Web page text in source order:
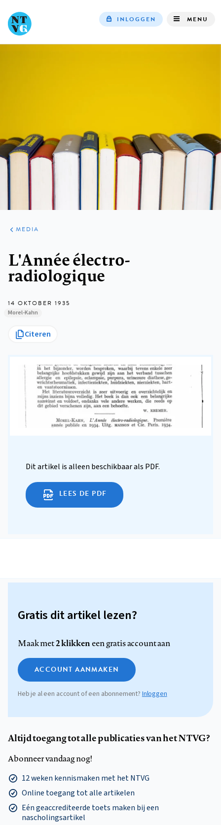
INLOGGEN MENU
ARTIKELEN
VARIA
MEDIA
L'Année électro-
radiologique
14 OKTOBER 1935
Morel-Kahn
Citeren
Dit artikel is alleen beschikbaar als PDF.
LEES DE PDF
Gratis dit artikel lezen?
Maak met2 klikkeneen gratis account aan
ACCOUNT AANMAKEN
Heb je al een account of een abonnement? Inloggen
Altijd toegang tot alle publicaties van het NTVG?
Abonneer vandaag nog!
12 weken kennismaken met het NTVG
Online toegang tot alle artikelen
Eén geaccrediteerde toets maken bij een
nascholingsartikel